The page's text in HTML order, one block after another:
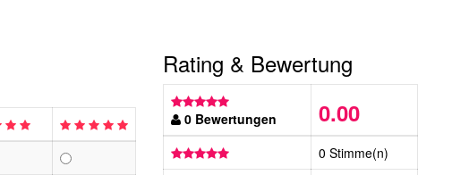
Rating & Bewertung
0 Bewertungen 0.00
0 Stimme(n)